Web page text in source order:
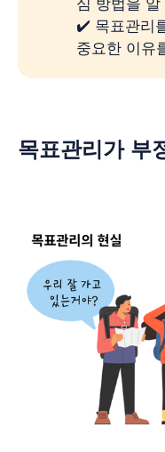
심 방법을 알
✔️ 목표관리
중요한 이유
목표관리가 부